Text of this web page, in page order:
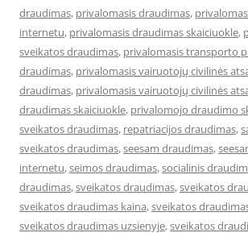
draudimas, privalomasis draudimas,
internetu, privalomasis draudimas skaiciuokle,
sveikatos draudimas, privalomasis transporto
draudimas, privalomasis vairuotojų civilinės
draudimas, privalomasis vairuotojų civilinės
draudimas skaiciuokle, privalomojo draudimo
sveikatos draudimas, repatriacijos draudimas,
sveikatos draudimas,seesam draudimas,
internetu,seimos draudimas,socialinis
draudimas,sveikatos draudimas,sveikatos
sveikatos draudimas kaina,sveikatos
sveikatos draudimas uzsienyje,sveikatos